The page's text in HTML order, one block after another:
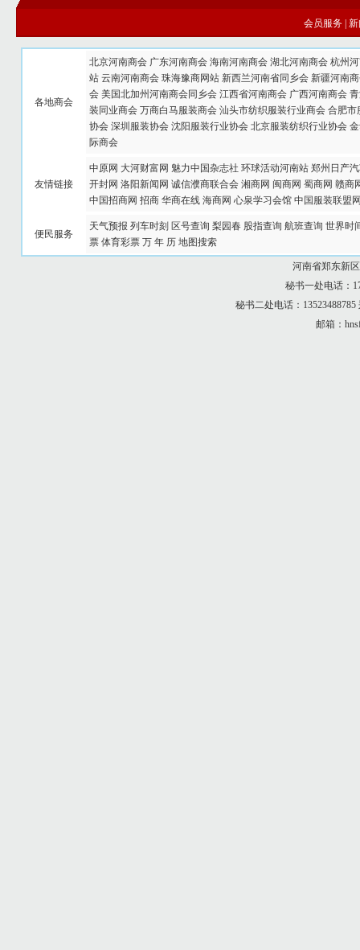
会员服务
各地商会
北京河南商会 广东河南商会 海南河南商会 湖北河南商会 杭州
站 云南河南商会 珠海豫商网站 新西兰河南省同乡会 新疆河南
会 美国北加州河南商会同乡会 江西省河南商会 广西河南商会
装同业商会 万商白马服装商会 汕头市纺织服装行业商会 合肥市
协会 深圳服装协会 沈阳服装行业协会 北京服装纺织行业协会
际商会
友情链接
中原网 大河财富网 魅力中国杂志社 环球活动河南站 郑州日产
开封网 洛阳新闻网 诚信濮商联合会 湘商网 闽商网 蜀商网 赣商
中国招商网 招商 华商在线 海商网 心泉学习会馆 中国服装联盟
便民服务
天气预报 列车时刻 区号查询 梨园春 股指查询 航班查询 世界时
票 体育彩票 万 年 历 地图搜索
河南省郑东新
秘书一处电话：
秘书二处电话：
邮箱：